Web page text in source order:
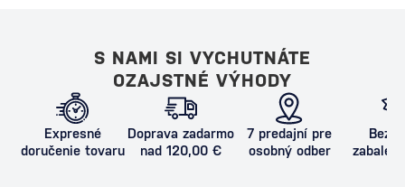
S NAMI SI VYCHUTNÁTE
OZAJSTNÉ VÝHODY
Expresné
doručenie tovaru
Doprava zadarmo
nad 120,00 €
7 predajní pre
osobný odber